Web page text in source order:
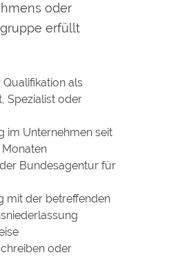
oder
erfüllt
als
Spezialist oder
im Unternehmen seit
Bundesagentur für
mit der betreffenden
oder